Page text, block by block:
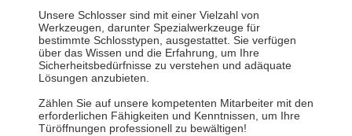
Unsere Schlosser sind mit einer Vielzahl von
Werkzeugen, darunter Spezialwerkzeuge für
bestimmte Schlosstypen, ausgestattet. Sie verfügen
über das Wissen und die Erfahrung, um Ihre
Sicherheitsbedürfnisse zu verstehen und adäquate
Lösungen anzubieten.
Zählen Sie auf unsere kompetenten Mitarbeiter mit den
erforderlichen Fähigkeiten und Kenntnissen, um Ihre
Türöffnungen professionell zu bewältigen!